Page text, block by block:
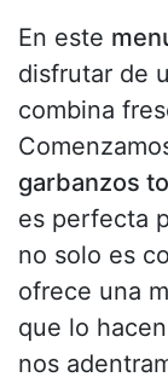
En este
disfrutar de
combina
garbanzos
es perfecta
no solo es
ofrece una
que lo
nos